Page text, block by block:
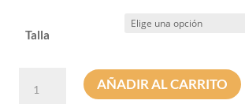
Talla
Con
AÑADIR AL CARRITO